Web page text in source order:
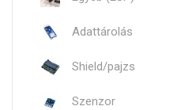
Adattárolás
Shield/pajzs
Szenzor